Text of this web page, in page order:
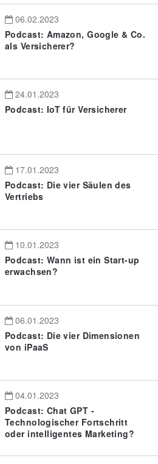
06.02.2023
Podcast: Amazon, Google & Co.
als Versicherer?
24.01.2023
Podcast: IoT für Versicherer
17.01.2023
Podcast: Die vier Säulen des
Vertriebs
10.01.2023
Podcast: Wann ist ein Start-up
erwachsen?
06.01.2023
Podcast: Die vier Dimensionen
von iPaaS
04.01.2023
Podcast: Chat GPT -
Technologischer Fortschritt
oder intelligentes Marketing?